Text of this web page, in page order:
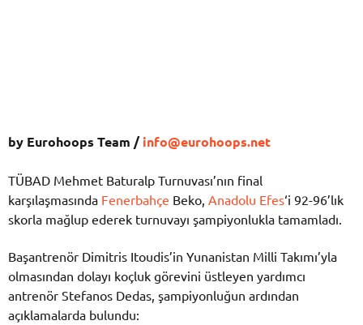
by Eurohoops Team /info@eurohoops.net
TÜBAD Mehmet Baturalp Turnuvası’nın final
karşılaşmasında Fenerbahçe Beko, Anadolu Efes‘i 92-96’lık
skorla mağlup ederek turnuvayı şampiyonlukla tamamladı.
Başantrenör Dimitris Itoudis’in Yunanistan Milli Takımı’yla
olmasından dolayı koçluk görevini üstleyen yardımcı
antrenör Stefanos Dedas, şampiyonluğun ardından
açıklamalarda bulundu: